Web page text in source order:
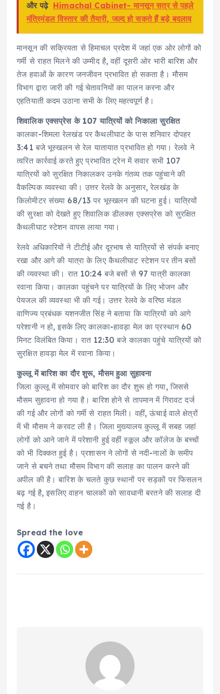
और पढ़े Himachal Cabinet- मानसून सत्र से पहले
मंत्रिमंडल विस्तार की तैयारी, जल्द हो सकते हैं बड़े बदलाव
मानसून की सक्रियता से हिमाचल प्रदेश में जहां एक ओर लोगों को
गर्मी से राहत मिलने की उम्मीद है, वहीं दूसरी ओर भारी बारिश और
तेज हवाओं के कारण जनजीवन प्रभावित हो सकता है। मौसम
विभाग द्वारा जारी की गई चेतावनियों का पालन करना और
एहतियाती कदम उठाना सभी के लिए महत्वपूर्ण है।
शिवालिक एक्सप्रेस के 107 यात्रियों को निकाला सुरक्षित
कालका-शिमला रेलखंड पर कैथलीघाट के पास शनिवार दोपहर
3:41 बजे भूस्खलन से रेल यातायात प्रभावित हो गया। रेलवे ने
त्वरित कार्रवाई करते हुए प्रभावित ट्रेन में सवार सभी 107
यात्रियों को सुरक्षित निकालकर उनके गंतव्य तक पहुंचाने की
वैकल्पिक व्यवस्था की। उत्तर रेलवे के अनुसार, रेलखंड के
किलोमीटर संख्या 68/13 पर भूस्खलन की घटना हुई। यात्रियों
की सुरक्षा को देखते हुए शिवालिक डीलक्स एक्सप्रेस को सुरक्षित
कैथलीघाट स्टेशन वापस लाया गया।
रेलवे अधिकारियों ने टीटीई और दूरभाष से यात्रियों से संपर्क बनाए
रखा और आगे की यात्रा के लिए कैथलीघाट स्टेशन पर तीन बसों
की व्यवस्था की। रात 10:24 बजे बसों से 97 यात्री कालका
रवाना किया। कालका पहुंचने पर यात्रियों के लिए भोजन और
पेयजल की व्यवस्था भी की गई। उत्तर रेलवे के वरिष्ठ मंडल
वाणिज्य प्रबंधक यशनजीत सिंह ने बताया कि यात्रियों को आगे
परेशानी न हो, इसके लिए कालका-हावड़ा मेल का प्रस्थान 60
मिनट विलंबित किया। रात 12:30 बजे कालका पहुंचे यात्रियों को
सुरक्षित हावड़ा मेल में रवाना किया।
कुल्लू में बारिश का दौर शुरू, मौसम हुआ सुहावना
जिला कुल्लू में सोमवार को बारिश का दौर शुरू हो गया, जिससे
मौसम सुहावना हो गया है। बारिश होने से तापमान में गिरावट दर्ज
की गई और लोगों को गर्मी से राहत मिली। वहीं, ऊंचाई वाले क्षेत्रों
में भी मौसम ने करवट ली है। जिला मुख्यालय कुल्लू में सबह जहां
लोगों को आने जाने में परेशानी हुई वहीं स्कूल और कॉलेज के बच्चों
को भी दिक्कत हुई है। प्रशासन ने लोगों से नदी-नालों के समीप
जाने से बचने तथा मौसम विभाग की सलाह का पालन करने की
अपील की है। बारिश के चलते कुछ स्थानों पर सड़कों पर फिसलन
बढ़ गई है, इसलिए वाहन चालकों को सावधानी बरतने की सलाह दी
गई है।
Spread the love